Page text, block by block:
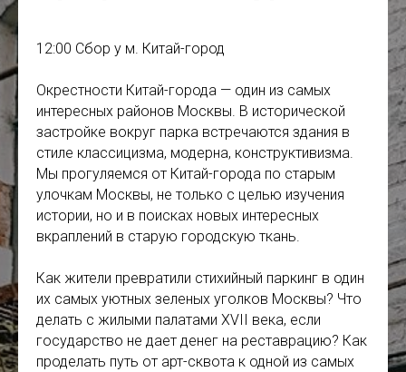
12:00 Сбор у м. Китай-город
Окрестности Китай-города — один из самых
интересных районов Москвы. В исторической
застройке вокруг парка встречаются здания в
стиле классицизма, модерна, конструктивизма.
Мы прогуляемся от Китай-города по старым
улочкам Москвы, не только с целью изучения
истории, но и в поисках новых интересных
вкраплений в старую городскую ткань.
Как жители превратили стихийный паркинг в один
их самых уютных зеленых уголков Москвы? Что
делать с жилыми палатами XVII века, если
государство не дает денег на реставрацию? Как
проделать путь от арт-сквота к одной из самых